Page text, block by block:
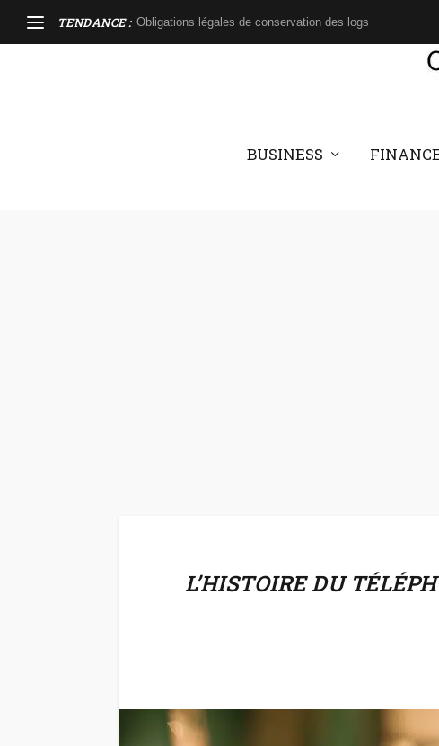
TENDANCE : Obligations légales de conservation des logs
BUSINESS
L’HISTOIRE DU